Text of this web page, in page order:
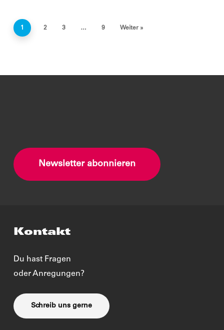
1 2 3 … 9 Weiter »
Newsletter abonnieren
Kontakt
Du hast Fragen
oder Anregungen?
Schreib uns gerne